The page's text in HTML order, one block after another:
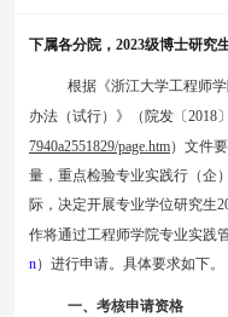
下属各分院， 2023级博士研究生
根据《浙江大学工程师
办法（试行）》（院发〔2018〕
7940a2551829/page.htm）文件
量，重点检验专业实践行（企
际，决定开展专业学位研究生
作将通过工程师学院专业实践
n）进行申请。具体要求如下。
一、考核申请资格